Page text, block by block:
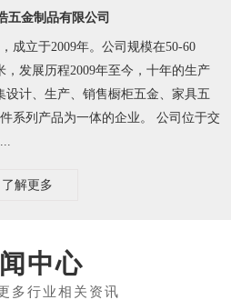
五金制品有限公司
成立于2009年。公司规模在50-60
，发展历程2009年至今，十年的生产
设计、生产、销售橱柜五金、家具五
系列产品为一体的企业。 公司位于交
了解更多
中心